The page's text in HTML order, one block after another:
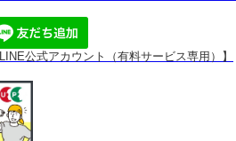
LINE公式アカウント（有料サービス専用）】